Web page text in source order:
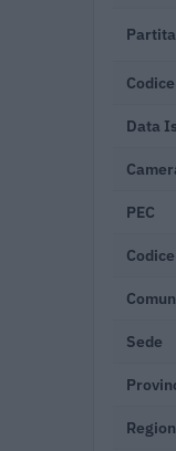
Data
PEC
Sede